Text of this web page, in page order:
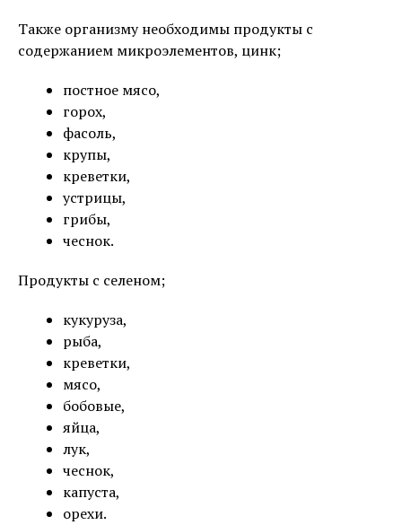
Также организму необходимы продукты с
содержанием микроэлементов, цинк;
постное мясо,
горох,
фасоль,
крупы,
креветки,
устрицы,
грибы,
чеснок.
Продукты с селеном;
кукуруза,
рыба,
креветки,
мясо,
бобовые,
яйца,
лук,
чеснок,
капуста,
орехи.